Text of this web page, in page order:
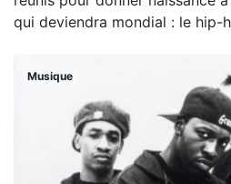
qui deviendra mondial : le hip-
Musique